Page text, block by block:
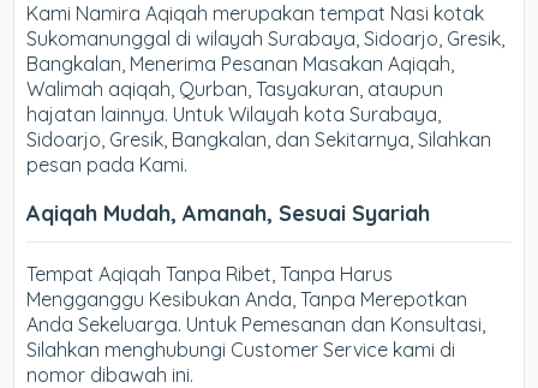
Kami Namira Aqiqah merupakan tempat Nasi kotak
Sukomanunggal di wilayah Surabaya, Sidoarjo, Gresik,
Bangkalan, Menerima Pesanan Masakan Aqiqah,
Walimah aqiqah, Qurban, Tasyakuran, ataupun
hajatan lainnya. Untuk Wilayah kota Surabaya,
Sidoarjo, Gresik, Bangkalan, dan Sekitarnya, Silahkan
pesan pada Kami.
Aqiqah Mudah, Amanah, Sesuai Syariah
Tempat Aqiqah Tanpa Ribet, Tanpa Harus
Mengganggu Kesibukan Anda, Tanpa Merepotkan
Anda Sekeluarga. Untuk Pemesanan dan Konsultasi,
Silahkan menghubungi Customer Service kami di
nomor dibawah ini.